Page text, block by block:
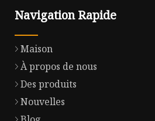
Navigation Rapide
Maison
À propos de nous
Des produits
Nouvelles